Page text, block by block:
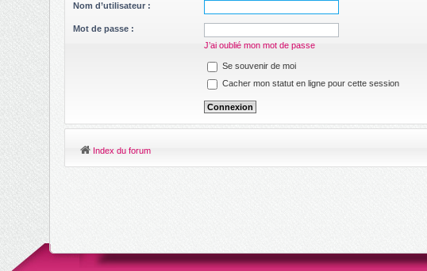
Nom d’utilisateur :
Mot de passe :
J’ai oublié mon mot de passe
Se souvenir de moi
Cacher mon statut en ligne pour cette session
Index du forum